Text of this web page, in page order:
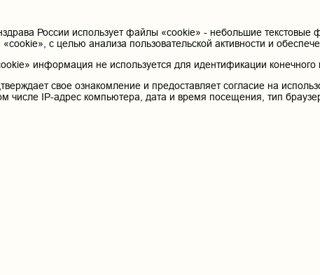
Министерство здравоохранения Российской Федерации
образования РФ
Федерации
университет" Кафедра терапия
8
России использует файлы «cookie» - небольшие
с целью анализа пользовательской активности и
информация не используется для идентификации конечного
свое ознакомление и предоставляет согласие на
числе IP-адрес компьютера, дата и время посещения, тип